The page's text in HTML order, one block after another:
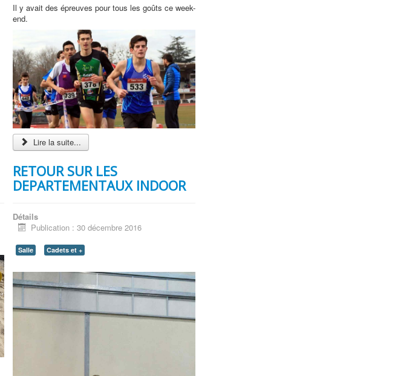
Il y avait des épreuves pour tous les goûts ce week-
end.
Lire la suite...
RETOUR SUR LES
DEPARTEMENTAUX INDOOR
Détails
Publication : 30 décembre 2016
Salle Cadets et +